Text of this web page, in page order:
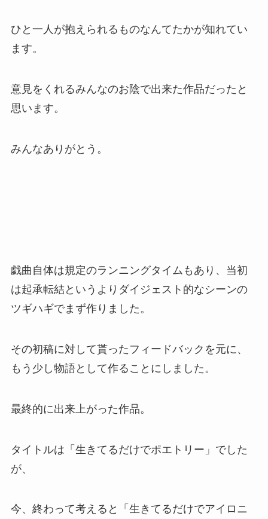
ひと一人が抱えられるものなんてたかが知れてい
ます。
意見をくれるみんなのお陰で出来た作品だったと
思います。
みんなありがとう。
戯曲自体は規定のランニングタイムもあり、当初
は起承転結というよりダイジェスト的なシーンの
ツギハギでまず作りました。
その初稿に対して貰ったフィードバックを元に、
もう少し物語として作ることにしました。
最終的に出来上がった作品。
タイトルは「生きてるだけでポエトリー」でした
が、
今、終わって考えると「生きてるだけでアイロニ